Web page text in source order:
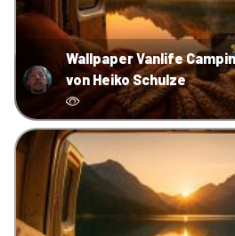
Wallpaper Vanlife
von Heiko Schulze